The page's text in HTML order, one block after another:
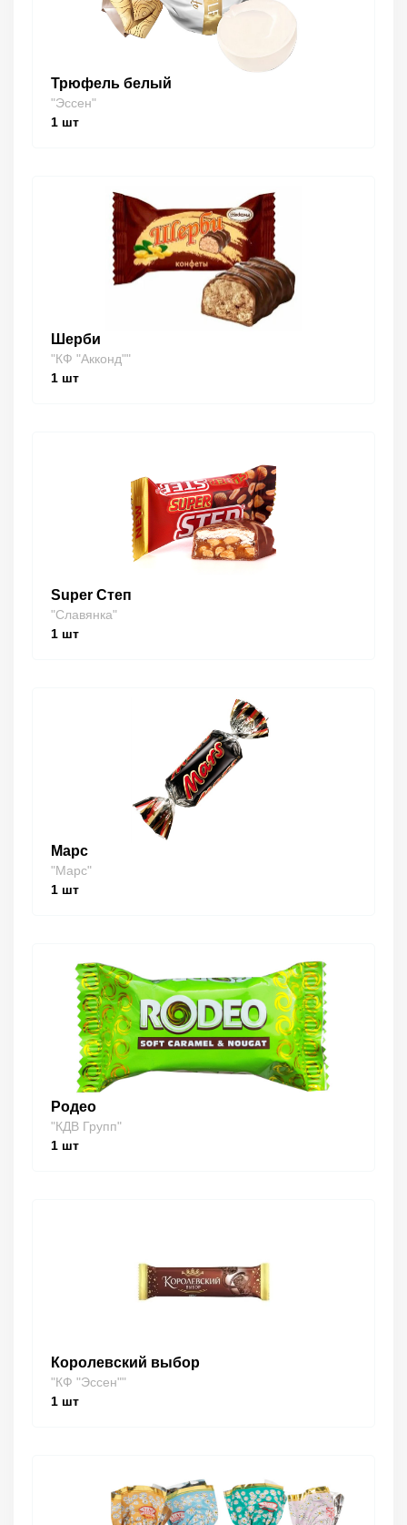
Трюфель белый
"Эссен"
1 шт
Шерби
"КФ "Акконд""
1 шт
Super Степ
"Славянка"
1 шт
Марс
"Марс"
1 шт
Родео
"КДВ Групп"
1 шт
Королевский выбор
"КФ "Эссен""
1 шт